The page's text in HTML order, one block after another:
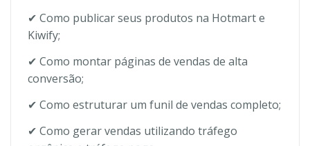
✔ Como publicar seus produtos na Hotmart e
Kiwify;
✔ Como montar páginas de vendas de alta
conversão;
✔ Como estruturar um funil de vendas completo;
✔ Como gerar vendas utilizando tráfego